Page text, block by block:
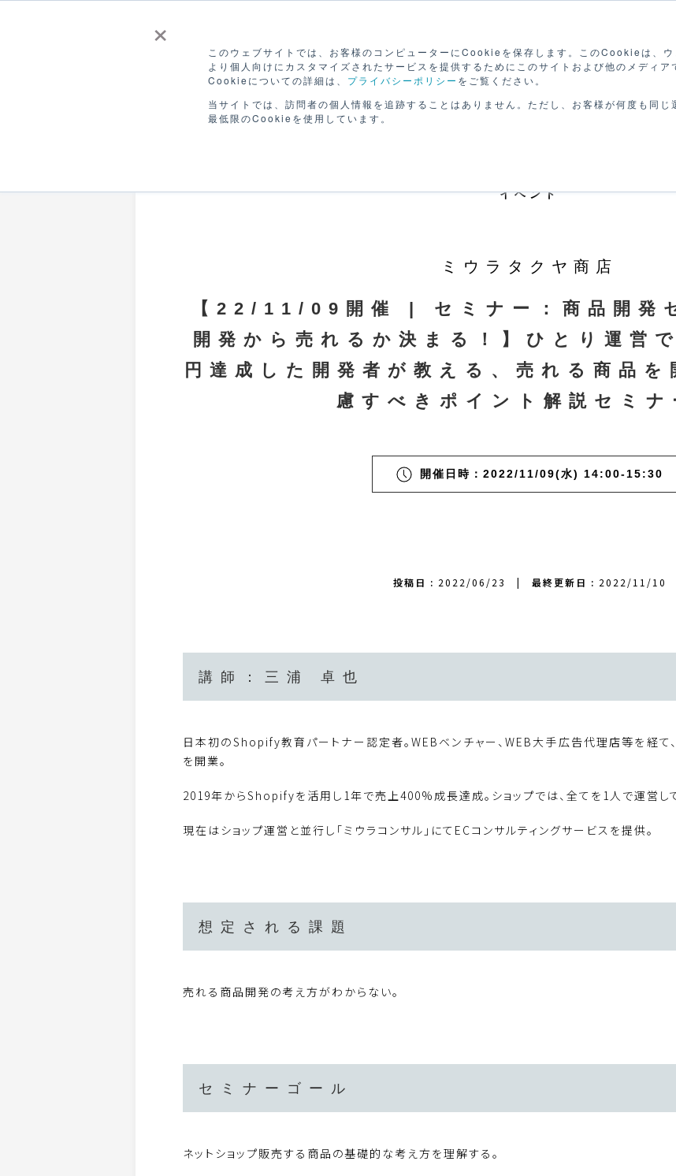
×
このウェブサイトでは、お客様のコンピューターにCookieを保存します。このCookieは、
より個人向けにカスタマイズされたサービスを提供するためにこのサイトおよび他のメディ
Cookieについての詳細は、 プライバシーポリシー をご覧ください。
当サイトでは、訪問者の個人情報を追跡することはありません。ただし、お客様が何度も同
最低限のCookieを使用しています。
CANVASを
つかう
販路を
ひろげる
セミナーで
学ぶ
学ぶ
イベント
ミウラタクヤ商店
【22/11/09開催 | セミナー：商品開発
開発から売れるか決まる！】ひとり運営
円達成した開発者が教える、売れる商品を
慮すべきポイント解説セミナ
開催日時：2022/11/09(水) 14:00-15:30
投稿日 : 2022/06/23 | 最終更新日 : 2022/11/10
講師：三浦 卓也
日本初のShopify教育パートナー認定者。WEBベンチャー、WEB大手広告代理店等を経て
を開業。
2019年からShopifyを活用し1年で売上400%成長達成。ショップでは、全てを1人で運営し
現在はショップ運営と並行し「ミウラコンサル」にてECコンサルティングサービスを提供。
想定される課題
売れる商品開発の考え方がわからない。
セミナーゴール
ネットショップ販売する商品の基礎的な考え方を理解する。